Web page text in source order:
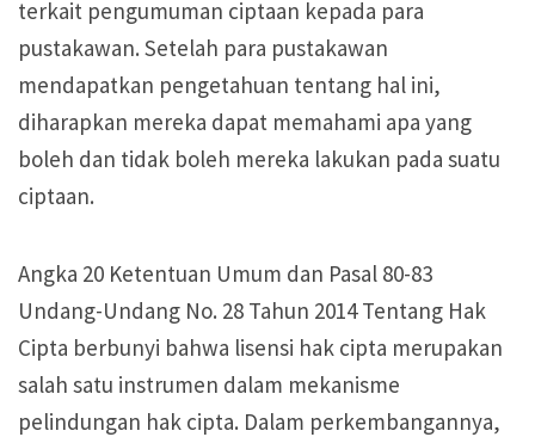
terkait pengumuman ciptaan kepada para
pustakawan. Setelah para pustakawan
mendapatkan pengetahuan tentang hal ini,
diharapkan mereka dapat memahami apa yang
boleh dan tidak boleh mereka lakukan pada suatu
ciptaan.
Angka 20 Ketentuan Umum dan Pasal 80-83
Undang-Undang No. 28 Tahun 2014 Tentang Hak
Cipta berbunyi bahwa lisensi hak cipta merupakan
salah satu instrumen dalam mekanisme
pelindungan hak cipta. Dalam perkembangannya,